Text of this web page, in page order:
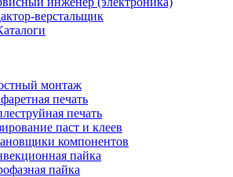
верстальщик
монтаж
печать
печать
паст и клеев
компонентов
пайка
пайка